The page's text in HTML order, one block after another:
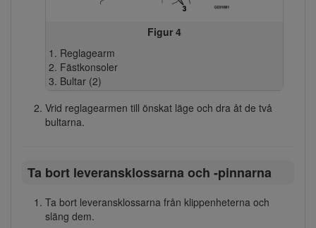
Figur 4
Reglagearm
Fästkonsoler
Bultar (2)
Vrid reglagearmen till önskat läge och dra åt de två
bultarna.
Ta bort leveransklossarna och -pinnarna
Ta bort leveransklossarna från klippenheterna och
släng dem.